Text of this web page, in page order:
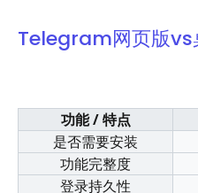
Telegram网页版vs
功能 / 特点
是否需要安装
功能完整度
登录持久性